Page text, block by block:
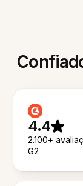
4.4
2.100+
G2